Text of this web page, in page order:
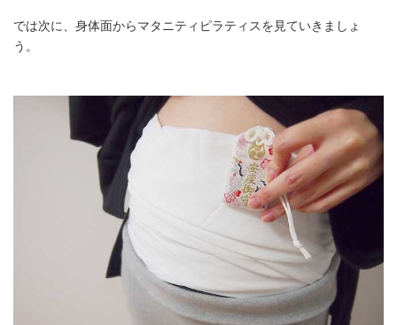
では次に、身体面からマタニティピラティスを見ていきましょ
う。